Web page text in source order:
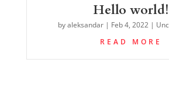
Hello world!
byaleksandar| Feb 4, 2022|
READ MORE